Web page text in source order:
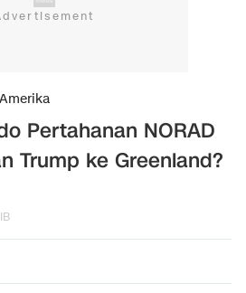
Pertahanan NORAD
Trump ke Greenland?